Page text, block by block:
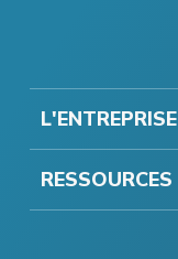
L'ENTREPRISE
RESSOURCES